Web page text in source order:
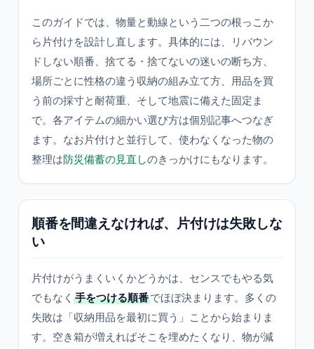
このガイドでは、物量と動線という二つの根っこか
ら片付けを設計し直します。具体的には、リバウン
ドしない順番、捨てる・捨てないの迷いの断ち方、
場所ごとに性格の違う収納の組み立て方、用品を買
う前の採寸と耐荷重、そして地震に備えた固定ま
で。各アイテムの細かい選び方は個別記事へつなぎ
ます。なお片付けと並行して、使わなくなった物の
整理は防災備蓄の見直しのきっかけにもなります。
順番を間違えなければ、片付けは失敗しな
い
片付けがうまくいくかどうかは、センスでもやる気
でもなく 手をつける順番でほぼ決まります。多くの
失敗は「収納用品を最初に買う」ことから始まりま
す。空き箱が増えればそこを埋めたくなり、物が減